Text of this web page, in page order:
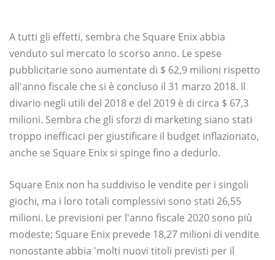
A tutti gli effetti, sembra che Square Enix abbia
venduto sul mercato lo scorso anno. Le spese
pubblicitarie sono aumentate di $ 62,9 milioni rispetto
all'anno fiscale che si è concluso il 31 marzo 2018. Il
divario negli utili del 2018 e del 2019 è di circa $ 67,3
milioni. Sembra che gli sforzi di marketing siano stati
troppo inefficaci per giustificare il budget inflazionato,
anche se Square Enix si spinge fino a dedurlo.
Square Enix non ha suddiviso le vendite per i singoli
giochi, ma i loro totali complessivi sono stati 26,55
milioni. Le previsioni per l'anno fiscale 2020 sono più
modeste; Square Enix prevede 18,27 milioni di vendite
nonostante abbia 'molti nuovi titoli previsti per il